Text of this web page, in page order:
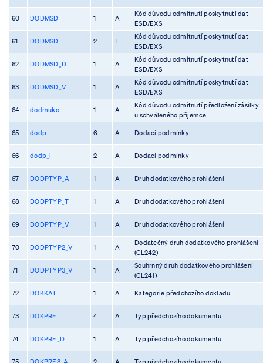
60 DODMSD 1 A
Kód důvodu odmítnutí poskytnutí dat
ESD/EXS
61 DODMSD 2 T
Kód důvodu odmítnutí poskytnutí dat
ESD/EXS
62 DODMSD_D 1 A
Kód důvodu odmítnutí poskytnutí dat
ESD/EXS
63 DODMSD_V 1 A
Kód důvodu odmítnutí poskytnutí dat
ESD/EXS
64 dodmuko 1 A
Kód důvodu odmítnutí předložení zásilky
u schváleného příjemce
65 dodp 6 A Dodací podmínky
66 dodp_i 2 A Dodací podmínky
67 DODPTYP_A 1 A Druh dodatkového prohlášení
68 DODPTYP_T 1 A Druh dodatkového prohlášení
69 DODPTYP_V 1 A Druh dodatkového prohlášení
70 DODPTYP2_V 1 A
Dodatečný druh dodatkového prohlášení
(CL242)
71 DODPTYP3_V 1 A
Souhrnný druh dodatkového prohlášení
(CL241)
72 DOKKAT 1 A Kategorie předchozího dokladu
73 DOKPRE 4 A Typ předchozího dokumentu
74 DOKPRE_D 1 A Typ předchozího dokumentu